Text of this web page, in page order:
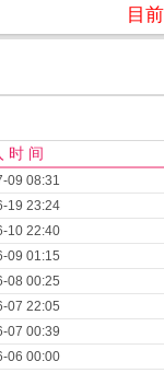
目
时 间
09 08:31
19 23:24
10 22:40
09 01:15
08 00:25
07 22:05
07 00:39
06 00:00